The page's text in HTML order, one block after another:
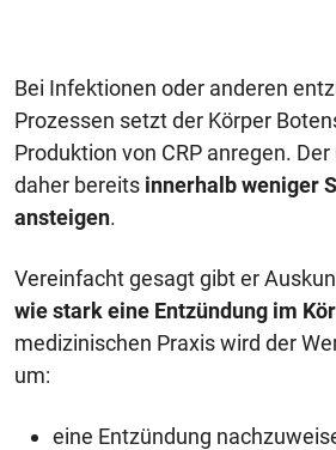
Bei Infektionen oder anderen
Prozessen setzt der Körper
Produktion von CRP anregen. Der
daher bereits innerhalb weniger
ansteigen.
Vereinfacht gesagt gibt er
wie stark eine Entzündung im
medizinischen Praxis wird der
um:
eine Entzündung